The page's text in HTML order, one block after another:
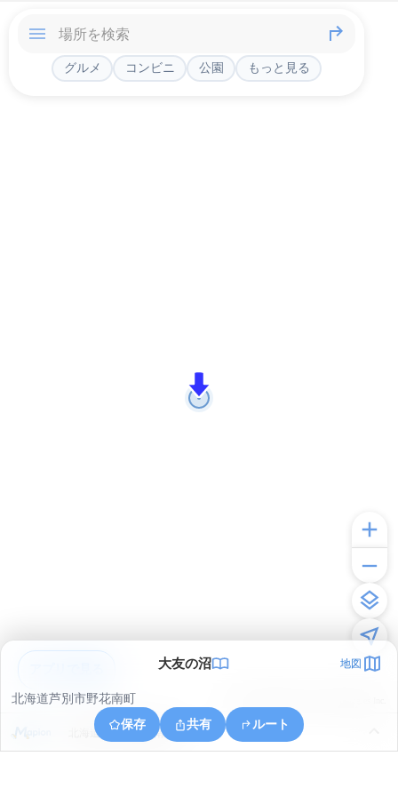
グルメ コンビニ 公園 もっと見る
大友の沼 地図
北海道芦別市野花南町
保存
共有 ルート
北海道芦別市野花南町